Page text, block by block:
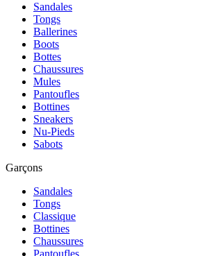
Sandales
Tongs
Ballerines
Boots
Bottes
Chaussures
Mules
Pantoufles
Bottines
Sneakers
Nu-Pieds
Sabots
Garçons
Sandales
Tongs
Classique
Bottines
Chaussures
Pantoufles